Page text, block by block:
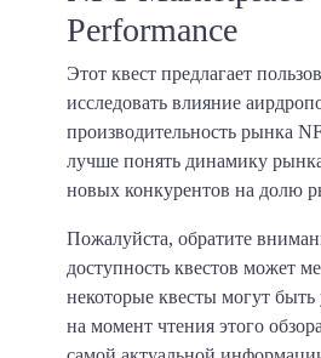
Performance
Этот квест предлагает
исследовать влияние
производительность рынка
лучше понять динамику
новых конкурентов на долю
Пожалуйста, обратите
доступность квестов может
некоторые квесты могут
на момент чтения этого